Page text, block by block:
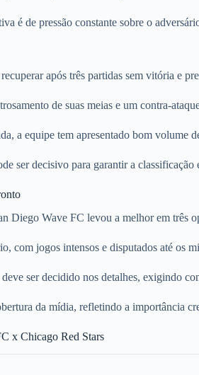
é de pressão constante sobre o
após três partidas sem vitória e
de suas meias e um contra-
a equipe tem apresentado bom volume
ser decisivo para garantir a
Diego Wave FC levou a melhor em três
com jogos intensos e disputados até os
ser decidido nos detalhes, exigindo
da mídia, refletindo a importância
x Chicago Red Stars